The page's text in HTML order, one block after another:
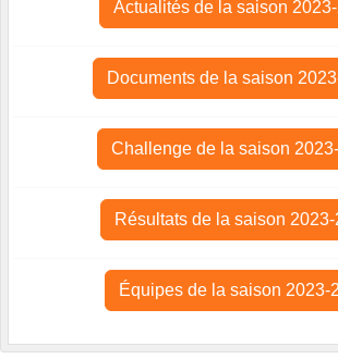
Actualités de la saison
Documents de la saison
Challenge de la saison
Résultats de la saison
Équipes de la saison 2023-